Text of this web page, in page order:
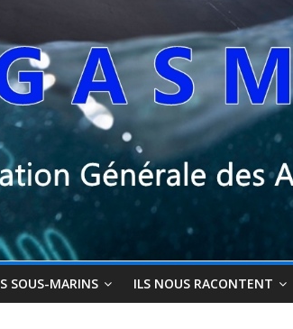
SOUS-MARINS ILS NOUS RACONTENT